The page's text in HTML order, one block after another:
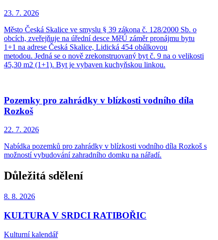
23. 7. 2026
Město Česká Skalice ve smyslu § 39 zákona č. 128/2000 Sb. o
obcích, zveřejňuje na úřední desce MěÚ záměr pronájmu bytu
1+1 na adrese Česká Skalice, Lidická 454 obálkovou
metodou. Jedná se o nově zrekonstruovaný byt č. 9 na o velikosti
45,30 m2 (1+1). Byt je vybaven kuchyňskou linkou.
Pozemky pro zahrádky v blízkosti vodního díla
Rozkoš
22. 7. 2026
Nabídka pozemků pro zahrádky v blízkosti vodního díla Rozkoš s
možností vybudování zahradního domku na nářadí.
Důležitá sdělení
8. 8. 2026
KULTURA V SRDCI RATIBOŘIC
Kulturní kalendář